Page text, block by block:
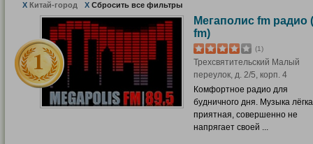
X Китай-город X Сбросить все фильтры
Мегаполис fm радио
fm)
(1)
Трехсвятительский Малый
переулок, д. 2/5, корп. 4
Комфортное радио для
будничного дня. Музыка
приятная, совершенно не
напрягает своей ...